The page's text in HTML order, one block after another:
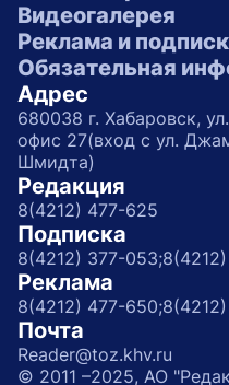
Видеогалерея
Реклама и
Обязательная
Адрес
680038 г. Хабаровск,
офис 27(вход с ул.
Шмидта)
Редакция
8(4212) 477-625
Подписка
8(4212) 377-053;
Реклама
8(4212) 477-650;
Почта
Reader@toz.khv.ru
© 2011 –2025, АО